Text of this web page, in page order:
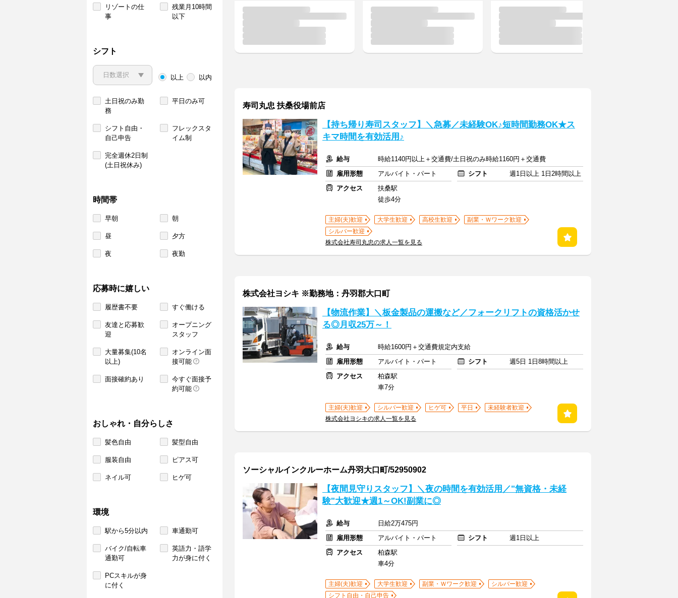
リゾートの仕
事
残業月10時間
以下
シフト
以上 以内
土日祝のみ勤
務
平日のみ可
シフト自由・
自己申告
フレックスタ
イム制
完全週休2日制
(土日祝休み)
時間帯
早朝 朝
昼 夕方
夜 夜勤
応募時に嬉しい
履歴書不要 すぐ働ける
友達と応募歓
迎
オープニング
スタッフ
大量募集(10名
以上)
オンライン面
接可能
面接確約あり
今すぐ面接予
約可能
おしゃれ・自分らしさ
髪色自由 髪型自由
服装自由 ピアス可
ネイル可 ヒゲ可
環境
駅から5分以内 車通勤可
バイク/自転車
通勤可
英語力・語学
力が身に付く
PCスキルが身
に付く
寿司丸忠 扶桑役場前店
【持ち帰り寿司スタッフ】＼急募／未経験OK♪短時間勤務OK★ス
キマ時間を有効活用♪
給与
時給1140円以上＋交通費/土日祝のみ時給1160円＋交通費
雇用形態
アルバイト・パート シフト
週1日以上 1日2時間以上
アクセス
扶桑駅
徒歩4分
主婦(夫)歓迎 大学生歓迎 高校生歓迎
副業・Ｗワーク歓迎
シルバー歓迎
株式会社寿司丸忠の求人一覧を見る
株式会社ヨシキ ※勤務地：丹羽郡大口町
【物流作業】＼板金製品の運搬など／フォークリフトの資格活かせ
る◎月収25万～！
給与
時給1600円＋交通費規定内支給
雇用形態
アルバイト・パート シフト
週5日 1日8時間以上
アクセス
柏森駅
車7分
主婦(夫)歓迎 シルバー歓迎 ヒゲ可 平日
未経験者歓迎
株式会社ヨシキの求人一覧を見る
ソーシャルインクルーホーム丹羽大口町/52950902
【夜間見守りスタッフ】＼夜の時間を有効活用／"無資格・未経
験"大歓迎★週1～OK!副業に◎
給与
日給2万475円
雇用形態
アルバイト・パート シフト
週1日以上
アクセス
柏森駅
車4分
主婦(夫)歓迎 大学生歓迎 副業・Ｗワーク歓迎
シルバー歓迎
シフト自由・自己申告